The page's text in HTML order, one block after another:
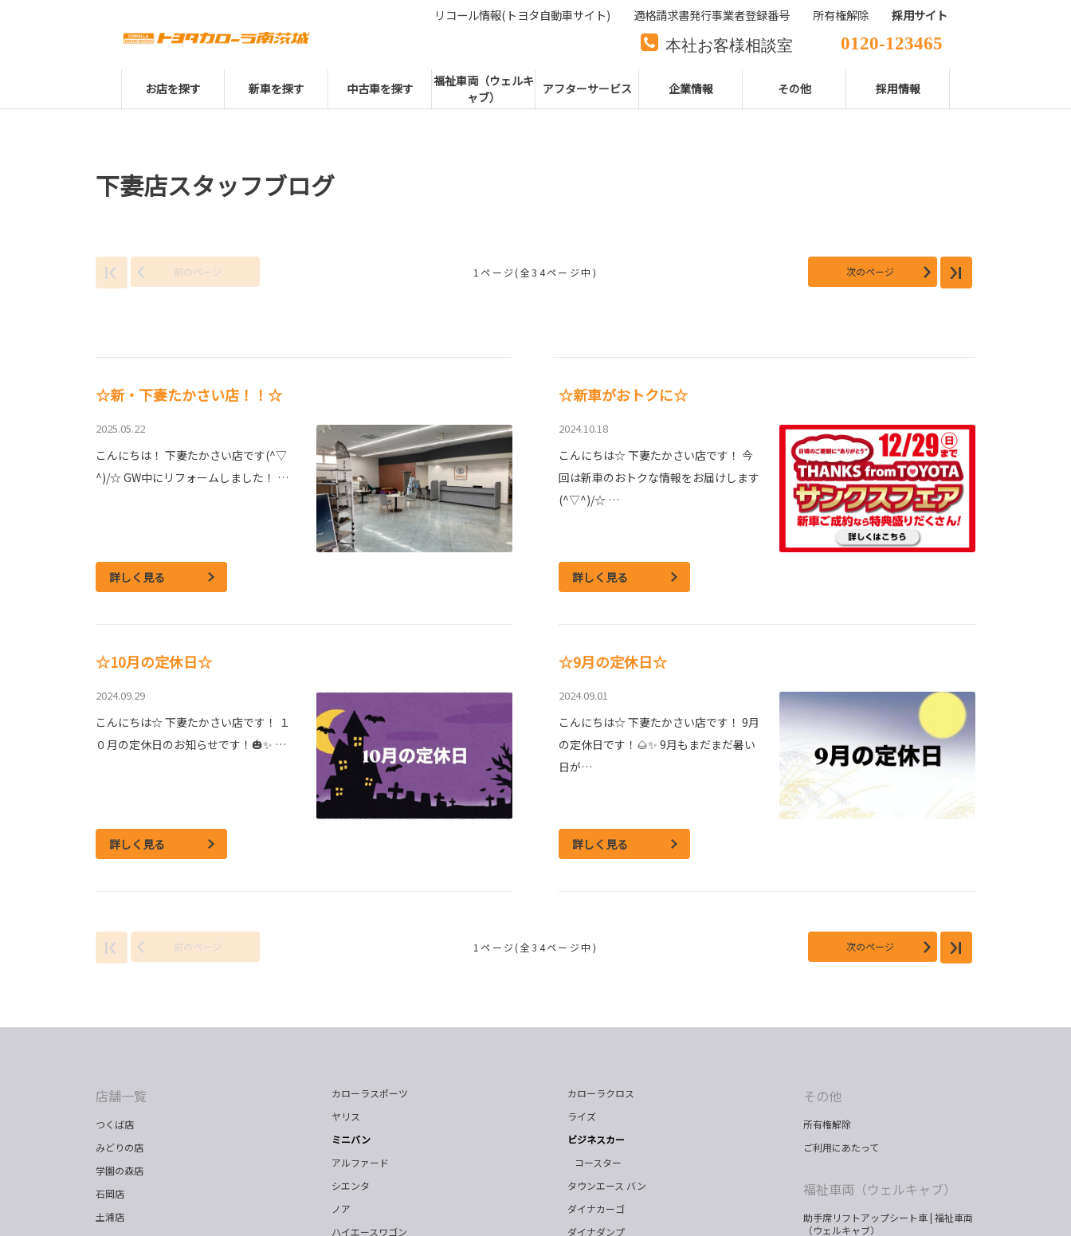
本社お客様相談室 0120-123465
本社代表電話番号 029-850-2111
お店を探す 新車を探す 中古車を探す
福祉車両（ウェルキ
ャブ）
アフターサービス 企業情報 その他 採用情報
リコール情報(トヨタ自動車サイト) 適格請求書発行事業者登録番号 所有権解除 採用サイト
下妻店スタッフブログ
前のページ 1ページ(全34ページ中) 次のページ
☆新・下妻たかさい店！！☆
2025.05.22
こんにちは！ 下妻たかさい店です(^▽
^)/☆ GW中にリフォームしました！ …
詳しく見る
☆新車がおトクに☆
2024.10.18
こんにちは☆ 下妻たかさい店です！ 今
回は新車のおトクな情報をお届けします
(^▽^)/☆ …
詳しく見る
☆10月の定休日☆
2024.09.29
こんにちは☆ 下妻たかさい店です！ １
０月の定休日のお知らせです！🎃✨ …
詳しく見る
☆9月の定休日☆
2024.09.01
こんにちは☆ 下妻たかさい店です！ 9月
の定休日です！🌰✨ 9月もまだまだ暑い
日が…
詳しく見る
前のページ 1ページ(全34ページ中) 次のページ
店舗一覧
つくば店
みどりの店
学園の森店
石岡店
土浦店
カローラスポーツ
ヤリス
ミニバン
アルファード
シエンタ
ノア
ハイエースワゴン
カローラクロス
ライズ
ビジネスカー
コースター
タウンエース バン
ダイナカーゴ
ダイナダンプ
その他
所有権解除
ご利用にあたって
福祉車両（ウェルキャブ）
助手席リフトアップシート車 | 福祉車両
（ウェルキャブ）